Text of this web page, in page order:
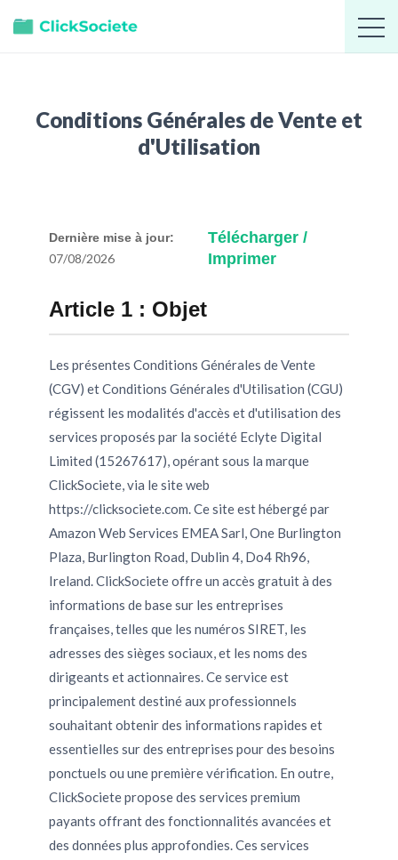
Conditions Générales de Vente et
d'Utilisation
Dernière mise à jour:
07/08/2026
Télécharger /
Imprimer
Article 1 : Objet
Les présentes Conditions Générales de Vente
(CGV) et Conditions Générales d'Utilisation (CGU)
régissent les modalités d'accès et d'utilisation des
services proposés par la société Eclyte Digital
Limited (15267617), opérant sous la marque
ClickSociete, via le site web
https://clicksociete.com. Ce site est hébergé par
Amazon Web Services EMEA Sarl, One Burlington
Plaza, Burlington Road, Dublin 4, Do4 Rh96,
Ireland. ClickSociete offre un accès gratuit à des
informations de base sur les entreprises
françaises, telles que les numéros SIRET, les
adresses des sièges sociaux, et les noms des
dirigeants et actionnaires. Ce service est
principalement destiné aux professionnels
souhaitant obtenir des informations rapides et
essentielles sur des entreprises pour des besoins
ponctuels ou une première vérification. En outre,
ClickSociete propose des services premium
payants offrant des fonctionnalités avancées et
des données plus approfondies. Ces services